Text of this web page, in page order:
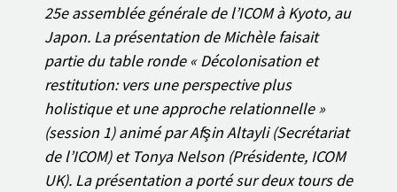
25e assemblée générale de l’ICOM à Kyoto, au
Japon. La présentation de Michèle faisait
partie du table ronde « Décolonisation et
restitution: vers une perspective plus
holistique et une approche relationnelle »
(session 1) animé par Afşin Altayli (Secrétariat
de l’ICOM) et Tonya Nelson (Présidente, ICOM
UK). La présentation a porté sur deux tours de